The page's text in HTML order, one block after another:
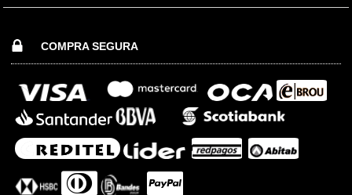
COMPRA SEGURA